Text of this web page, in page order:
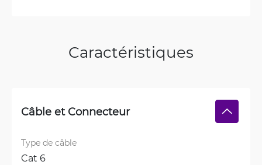
Caractéristiques
Câble et Connecteur
Type de câble
Cat 6